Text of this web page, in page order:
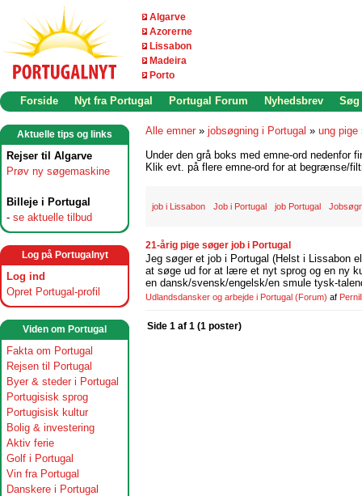
Algarve
Azorerne
Lissabon
Madeira
Porto
Forside Nyt fra Portugal Portugal Forum Nyhedsbrev Søg
Aktuelle tips og links
Rejser til Algarve
Prøv ny søgemaskine
Billeje i Portugal
- se aktuelle tilbud
Log på Portugalnyt
Log ind
Opret Portugal-profil
Viden om Portugal
Fakta om Portugal
Rejsen til Portugal
Byer & steder i Portugal
Portugisisk sprog
Portugisisk kultur
Bolig & investering
Aktiv ferie
Golf i Portugal
Vin fra Portugal
Danskere i Portugal
Alle emner » jobsøgning i Portugal » ung pige
Under den grå boks med emne-ord nedenfor
Klik evt. på flere emne-ord for at begrænse/
job i Lissabon Job i Portugal job Portugal
21-årig pige søger job i Portugal
Jeg søger et job i Portugal (Helst i Lissabon
at søge ud for at lære et nyt sprog og en ny
en dansk/svensk/engelsk/en smule tysk-
Udlandsdansker og arbejde i Portugal (Forum) af
Side 1 af 1 (1 poster)